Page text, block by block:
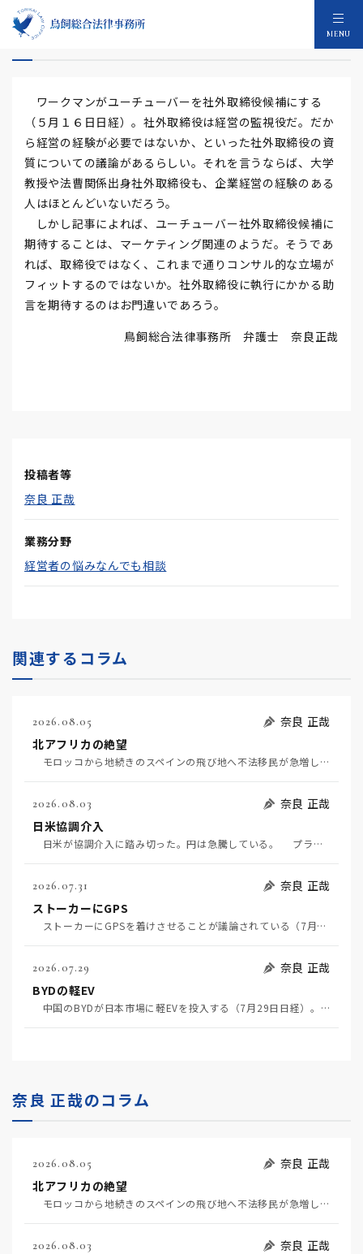
MENU
ユーチューバー社外取締役
ワークマンがユーチューバーを社外取締役候補にする
（５月１６日日経）。社外取締役は経営の監視役だ。だか
ら経営の経験が必要ではないか、といった社外取締役の資
質についての議論があるらしい。それを言うならば、大学
教授や法曹関係出身社外取締役も、企業経営の経験のある
人はほとんどいないだろう。
しかし記事によれば、ユーチューバー社外取締役候補に
期待することは、マーケティング関連のようだ。そうであ
れば、取締役ではなく、これまで通りコンサル的な立場が
フィットするのではないか。社外取締役に執行にかかる助
言を期待するのはお門違いであろう。
鳥飼総合法律事務所 弁護士 奈良正哉
投稿者等
奈良 正哉
業務分野
経営者の悩みなんでも相談
関連するコラム
2026.08.05
奈良 正哉
北アフリカの絶望
モロッコから地続きのスペインの飛び地へ不法移民が急増していて、当地の大問題となっている。「海を泳い…
2026.08.03
奈良 正哉
日米協調介入
日米が協調介入に踏み切った。円は急騰している。 プラザ合意以降、協調介入は為替相場の転機になって…
2026.07.31
奈良 正哉
ストーカーにGPS
ストーカーにGPSを着けさせることが議論されている（7月29日日経）。反対派は「ストーカーにも人権…
2026.07.29
奈良 正哉
BYDの軽EV
中国のBYDが日本市場に軽EVを投入する（7月29日日経）。この報道について思うこと3つ。 一つ…
奈良 正哉のコラム
2026.08.05
奈良 正哉
北アフリカの絶望
モロッコから地続きのスペインの飛び地へ不法移民が急増していて、当地の大問題となっている。「海を泳い…
2026.08.03
奈良 正哉